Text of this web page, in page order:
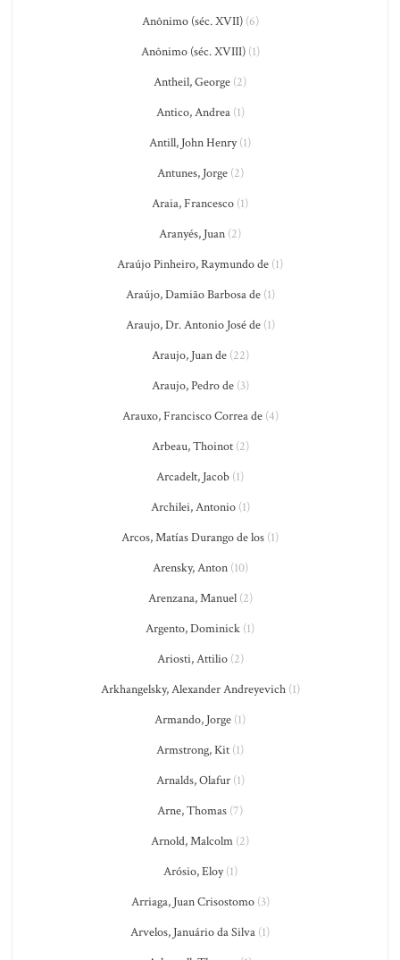
Anônimo (séc. XVII)(6)
Anônimo (séc. XVIII)(1)
Antheil, George (2)
Antico, Andrea(1)
Antill, John Henry(1)
Antunes, Jorge(2)
Araia, Francesco (1)
Aranyés, Juan (2)
Araújo Pinheiro, Raymundo de (1)
Araújo, Damião Barbosa de(1)
Araujo, Dr. Antonio José de(1)
Araujo, Juan de(22)
Araujo, Pedro de(3)
Arauxo, Francisco Correa de(4)
Arbeau, Thoinot(2)
Arcadelt, Jacob (1)
Archilei, Antonio(1)
Arcos, Matías Durango de los (1)
Arensky, Anton(10)
Arenzana, Manuel(2)
Argento, Dominick (1)
Ariosti, Attilio(2)
Arkhangelsky, Alexander Andreyevich(1)
Armando, Jorge (1)
Armstrong, Kit (1)
Arnalds, Olafur(1)
Arne, Thomas (7)
Arnold, Malcolm (2)
Arósio, Eloy(1)
Arriaga, Juan Crisostomo(3)
Arvelos, Januário da Silva (1)